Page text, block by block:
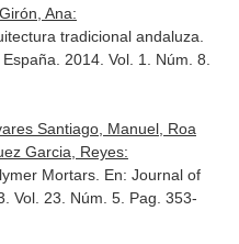
Ana:
tradicional andaluza.
. 2014. Vol. 1. Núm. 8.
Santiago, Manuel, Roa
Garcia, Reyes:
Mortars. En: Journal of
Vol. 23. Núm. 5. Pag. 353-